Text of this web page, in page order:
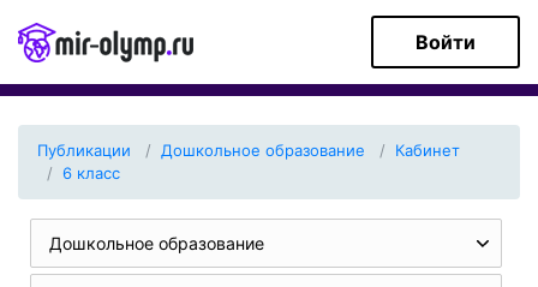
Войти
Публикации Дошкольное образование
Кабинет
6 класс
Дошкольное образование